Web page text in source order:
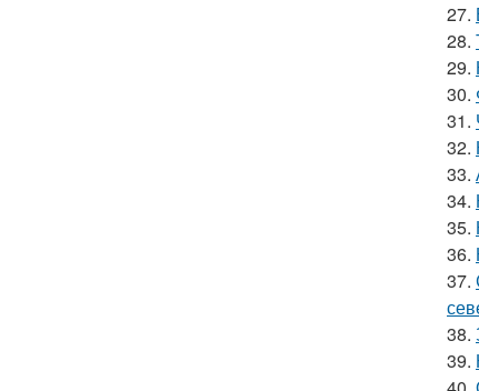
27.
28.
29.
30.
31.
32.
33.
34.
35.
36.
37.
38.
39.